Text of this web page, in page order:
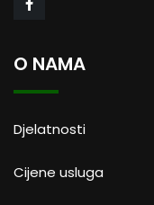
O NAMA
Djelatnosti
Cijene usluga